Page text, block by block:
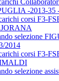
-2013-
corsi F3-
selezione
2014
corsi F3-
selezione